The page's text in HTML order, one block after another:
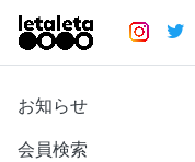
お知らせ
会員検索